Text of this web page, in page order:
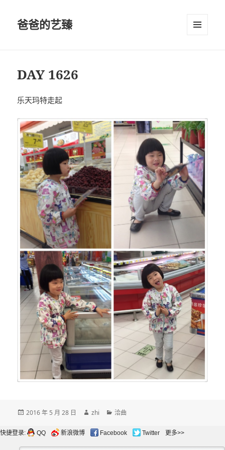
爸爸的艺臻
DAY 1626
乐天玛特走起
发
于
2016 年 5 月 28 日
作
zhi
分
洽曲
快捷登录: QQ 新浪微博 Facebook Twitter 更多>>